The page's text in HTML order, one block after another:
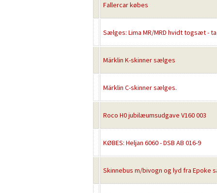
Fallercar købes
Sælges: Lima MR/MRD hvidt togsæt -
Märklin K-skinner sælges
Märklin C-skinner sælges.
Roco H0 jubilæumsudgave V160 003
KØBES: Heljan 6060 - DSB AB 016-9
Skinnebus m/bivogn og lyd fra Epoke